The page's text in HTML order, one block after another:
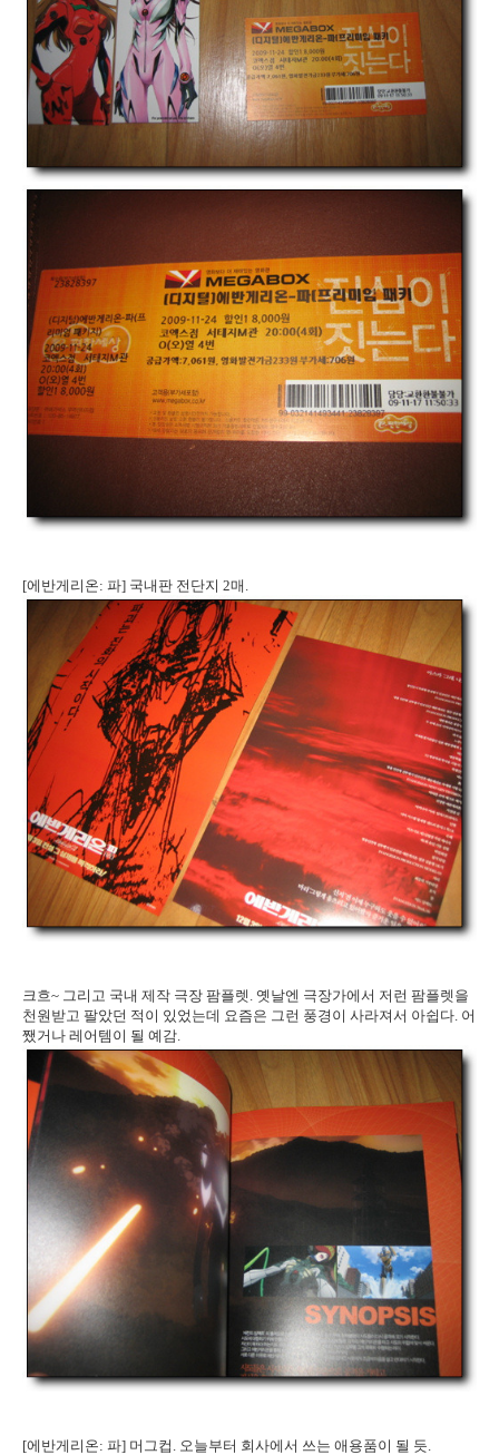
[에반게리온: 파] 국내판 전단지 2매.
크흐~ 그리고 국내 제작 극장 팜플렛. 옛날엔 극장가에서 저런 팜플렛을
천원받고 팔았던 적이 있었는데 요즘은 그런 풍경이 사라져서 아쉽다. 어
쨌거나 레어템이 될 예감.
[에반게리온: 파] 머그컵. 오늘부터 회사에서 쓰는 애용품이 될 듯.